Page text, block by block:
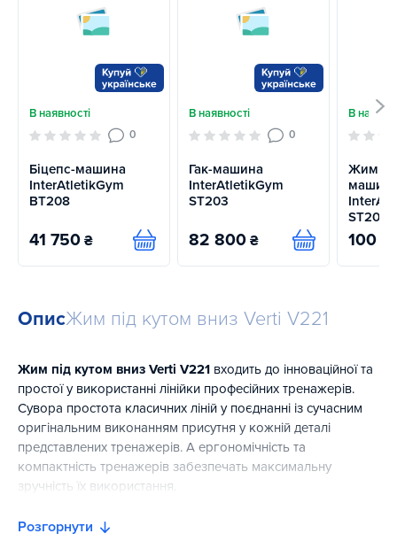
В наявності
0
Біцепс-машина
InterAtletikGym
BT208
41 750 ₴ Купити
В наявності
0
Гак-машина
InterAtletikGym
ST203
82 800 ₴ Купити
В
Жим
ST202.1
100
ОписЖим під кутом вниз Verti V221
Жим під кутом вниз Verti V221 входить до інноваційної та
простої у використанні лінійки професійних тренажерів.
Сувора простота класичних ліній у поєднанні із сучасним
оригінальним виконанням присутня у кожній деталі
представлених тренажерів. А ергономічність та
компактність тренажерів забезпечать максимальну
зручність їх використання.
Розгорнути